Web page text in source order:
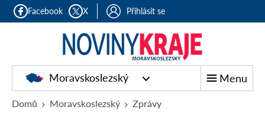
Facebook X Přihlásit se
Moravskoslezský Menu
Domů Moravskoslezský Zprávy